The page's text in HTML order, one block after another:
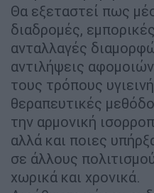
Θα εξεταστεί πως
διαδρομές,
ανταλλαγές
αντιλήψεις
τους τρόπους
θεραπευτικές
την αρμονική
αλλά και ποιες
σε άλλους
χωρικά και χρονικά.